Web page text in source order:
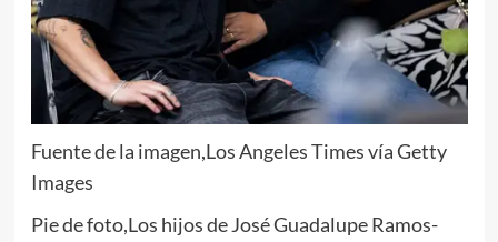
Fuente de la imagen,Los Angeles Times vía Getty
Images
Pie de foto,Los hijos de José Guadalupe Ramos-